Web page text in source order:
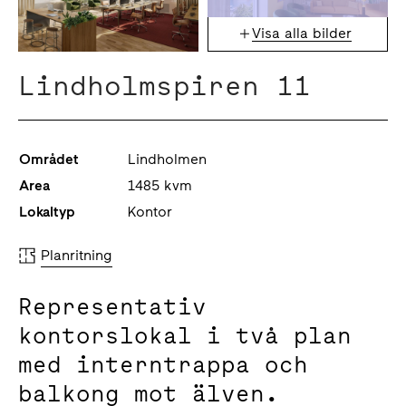
Visa alla bilder
Lindholmspiren 11
Området
Lindholmen
Area
1485 kvm
Lokaltyp
Kontor
Planritning
Representativ
kontorslokal i två plan
med interntrappa och
balkong mot älven.